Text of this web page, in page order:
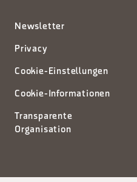
Newsletter
Privacy
Cookie-Einstellungen
Cookie-Informationen
Transparente
Organisation